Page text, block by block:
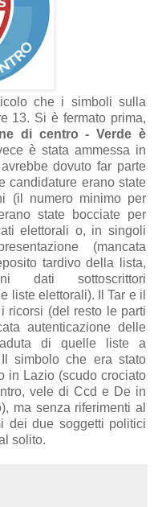
che i simboli sull a
13. Si è fermato prima,
di centro - Verde è
è stata ammessa in
avrebbe dovuto far parte
candidature erano state
(il numero minimo per
ano state bocciate per
elettorali o, in singoli
azione (mancata
tardivo della lista,
dati sottoscrittori
liste elettorali). Il Tar e il
ricorsi (del resto le parti
ata autenticazione delle
aduta di quelle liste a
Il simbolo che era stato
in Lazio (scudo crociato
vele di Ccd e De in
), ma senza riferimenti al
dei due soggetti politici
solito.